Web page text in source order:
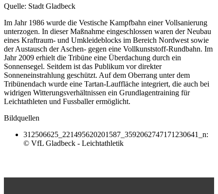
Quelle: Stadt Gladbeck
Im Jahr 1986 wurde die Vestische Kampfbahn einer Vollsanierung
unterzogen. In dieser Maßnahme eingeschlossen waren der Neubau
eines Kraftraum- und Umkleideblocks im Bereich Nordwest sowie
der Austausch der Aschen- gegen eine Vollkunststoff-Rundbahn. Im
Jahr 2009 erhielt die Tribüne eine Überdachung durch ein
Sonnensegel. Seitdem ist das Publikum vor direkter
Sonneneinstrahlung geschützt. Auf dem Oberrang unter dem
Tribünendach wurde eine Tartan-Lauffläche integriert, die auch bei
widrigen Witterungsverhältnissen ein Grundlagentraining für
Leichtathleten und Fussballer ermöglicht.
Bildquellen
312506625_221495620201587_3592062747171230641_n:
© VfL Gladbeck - Leichtathletik